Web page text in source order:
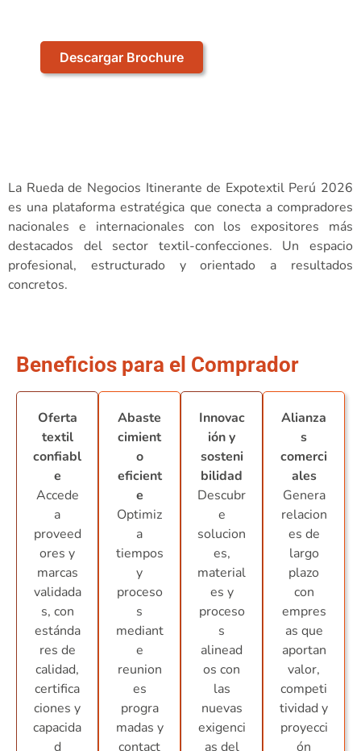
Descargar Brochure
La Rueda de Negocios Itinerante de Expotextil Perú 2026
es una plataforma estratégica que conecta a compradores
nacionales e internacionales con los expositores más
destacados del sector textil-confecciones. Un espacio
profesional, estructurado y orientado a resultados
concretos.
Beneficios para el Comprador
Oferta
textil
confiabl
e
Accede
a
proveed
ores y
marcas
validada
s, con
estánda
res de
calidad,
certifica
ciones y
capacida
d
Abaste
cimient
o
eficient
e
Optimiz
a
tiempos
y
proceso
s
mediant
e
reunion
es
progra
madas y
contact
Innovac
ión y
sosteni
bilidad
Descubr
e
solucion
es,
material
es y
proceso
s
alinead
os con
las
nuevas
exigenci
as del
Alianza
s
comerci
ales
Genera
relacion
es de
largo
plazo
con
empres
as que
aportan
valor,
competi
tividad y
proyecci
ón